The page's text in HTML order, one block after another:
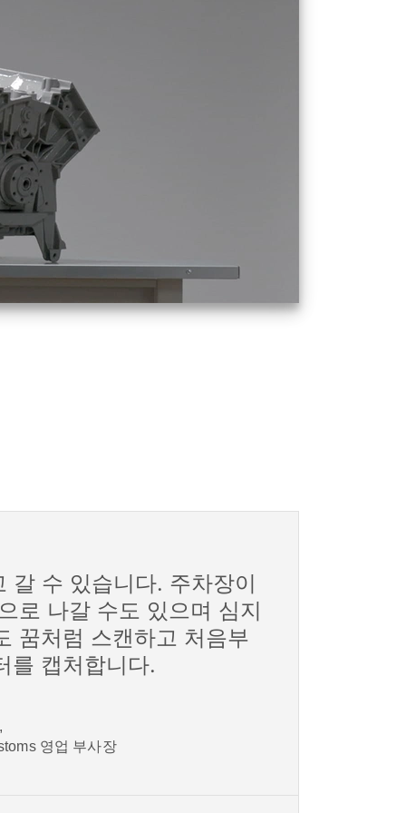
갈 수 있습니다. 주차장이
로 나갈 수도 있으며 심지
꿈처럼 스캔하고 처음부
를 캡처합니다.
영업 부사장